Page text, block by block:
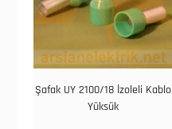
Şafak UY 2100/18 İzoleli Kablo
Yüksük